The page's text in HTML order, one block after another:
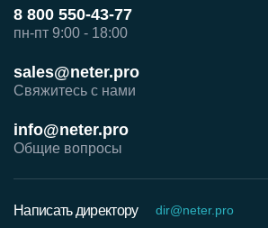
8 800 550-43-77
пн-пт 9:00 - 18:00
sales@neter.pro
Свяжитесь с нами
info@neter.pro
Общие вопросы
Написать директору
dir@neter.pro